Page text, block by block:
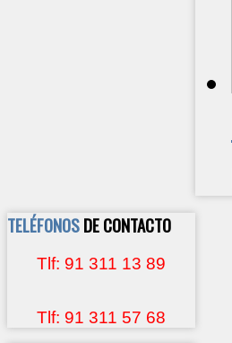
TELÉFONOSDE CONTACTO
Tlf: 91 311 13 89
Tlf: 91 311 57 68